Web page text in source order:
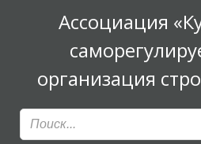
к
Ассоциация
организация